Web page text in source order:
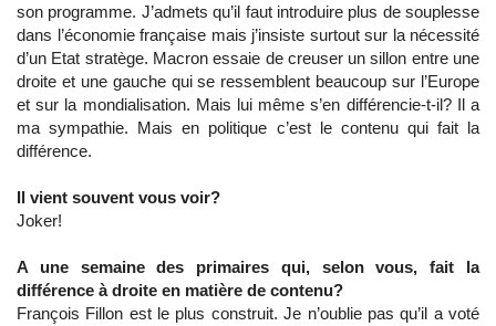
son programme. J’admets qu’il faut introduire plus de souplesse
dans l’économie française mais j’insiste surtout sur la nécessité
d’un Etat stratège. Macron essaie de creuser un sillon entre une
droite et une gauche qui se ressemblent beaucoup sur l’Europe
et sur la mondialisation. Mais lui même s’en différencie-t-il? Il a
ma sympathie. Mais en politique c’est le contenu qui fait la
différence.
Il vient souvent vous voir?
Joker!
A une semaine des primaires qui, selon vous, fait la
différence à droite en matière de contenu?
François Fillon est le plus construit. Je n’oublie pas qu’il a voté